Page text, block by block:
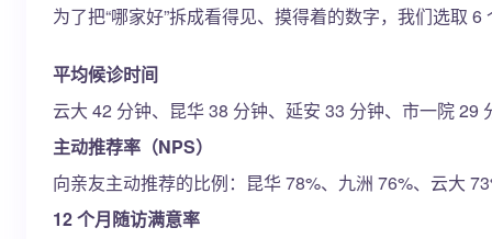
为了把“哪家好”拆成看得见、摸得着的数字，我们选取
平均候诊时间
云大 42 分钟、昆华 38 分钟、延安 33 分钟、市一院
主动推荐率（NPS）
向亲友主动推荐的比例：昆华 78%、九洲 76%、云大
12 个月随访满意率